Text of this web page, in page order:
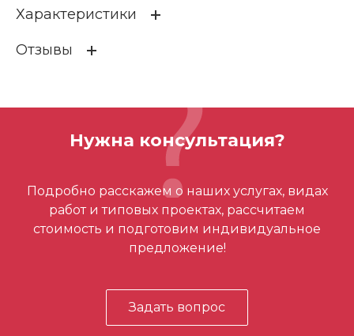
Характеристики
Гарантия производителя
Round
Размер зажима (мм²) 120
Отзывы
Отзывов ещё нет – ваш может стать
первым
Нужна консультация?
Подробно расскажем о наших услугах, видах
работ и типовых проектах, рассчитаем
стоимость и подготовим индивидуальное
предложение!
Задать вопрос